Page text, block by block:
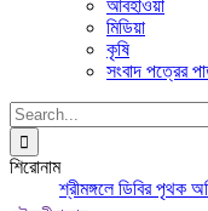
আবহাওয়া
মিডিয়া
কৃষি
সংবাদ পত্রের
Search
for:
শিরোনাম
শ্রীমঙ্গলে ডিবির পৃথক